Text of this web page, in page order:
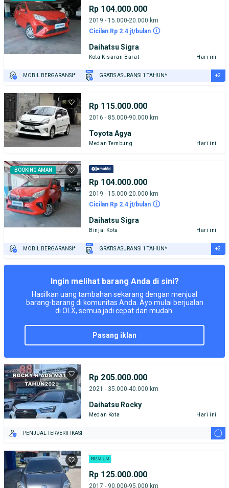
Rp 104.000.000
2019 - 15.000-20.000 km
Cicilan Rp 2.4 jt/bulan
Daihatsu Sigra
Kota Kisaran Barat Hari ini
MOBIL BERGARANSI* GRATIS ASURANSI 1 TAHUN* +2
Rp 115.000.000
2016 - 85.000-90.000 km
Toyota Agya
Medan Tembung Hari ini
BOOKING AMAN
Rp 104.000.000
2019 - 15.000-20.000 km
Cicilan Rp 2.4 jt/bulan
Daihatsu Sigra
Binjai Kota Hari ini
MOBIL BERGARANSI* GRATIS ASURANSI 1 TAHUN* +2
Ingin melihat barang Anda di sini?
Hasilkan uang tambahan sekarang dengan menjual
barang-barang di komunitas Anda. Ayo mulai berjualan
di OLX, semua jadi cepat dan mudah.
pasang iklan
Rp 205.000.000
2021 - 35.000-40.000 km
Daihatsu Rocky
Medan Kota Hari ini
PENJUAL TERVERIFIKASI i
Rp 125.000.000
2017 - 90.000-95.000 km